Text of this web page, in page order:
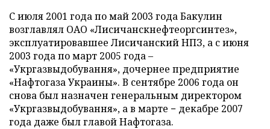
С июля 2001 года по май 2003 года Бакулин
возглавлял ОАО «Лисичанскнефтеоргсинтез»,
эксплуатировавшее Лисичанский НПЗ, а с июня
2003 года по март 2005 года –
«Укргазвыдобування», дочернее предприятие
«Нафтогаза Украины». В сентябре 2006 года он
снова был назначен генеральным директором
«Укргазвыдобування», а в марте − декабре 2007
года даже был главой Нафтогаза.